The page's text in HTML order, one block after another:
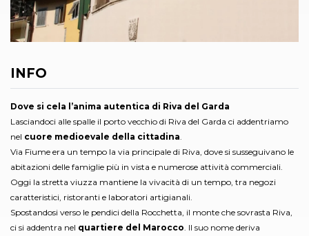
INFO
Dove si cela l’anima autentica di Riva del Garda
Lasciandoci alle spalle il porto vecchio di Riva del Garda ci addentriamo
nel cuore medioevale della cittadina
Via Fiume era un tempo la via principale di Riva, dove si susseguivano le
abitazioni delle famiglie più in vista e numerose attività commerciali.
Oggi la stretta viuzza mantiene la vivacità di un tempo, tra negozi
caratteristici, ristoranti e laboratori artigianali.
Spostandosi verso le pendici della Rocchetta, il monte che sovrasta Riva,
ci si addentra nel quartiere del Marocco . Il suo nome deriva